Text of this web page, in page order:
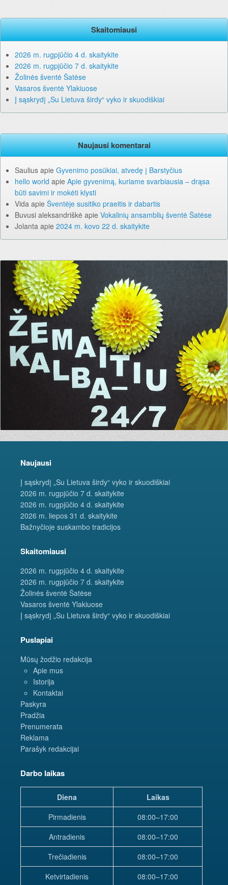
Skaitomiausi
2026 m. rugpjūčio 4 d. skaitykite
2026 m. rugpjūčio 7 d. skaitykite
Žolinės šventė Šatėse
Vasaros šventė Ylakiuose
Į sąskrydį „Su Lietuva širdy“ vyko ir skuodiškiai
Naujausi komentarai
Saulius apie Gyvenimo posūkiai, atvedę į Barstyčius
hello world apie Apie gyvenimą, kuriame svarbiausia – drąsa
būti savimi ir mokėti klysti
Vida apie Šventėje susitiko praeitis ir dabartis
Buvusi aleksandriškė apie Vokalinių ansamblių šventė Šatėse
Jolanta apie 2024 m. kovo 22 d. skaitykite
Naujausi
Į sąskrydį „Su Lietuva širdy“ vyko ir skuodiškiai
2026 m. rugpjūčio 7 d. skaitykite
2026 m. rugpjūčio 4 d. skaitykite
2026 m. liepos 31 d. skaitykite
Bažnyčioje suskambo tradicijos
Skaitomiausi
2026 m. rugpjūčio 4 d. skaitykite
2026 m. rugpjūčio 7 d. skaitykite
Žolinės šventė Šatėse
Vasaros šventė Ylakiuose
Į sąskrydį „Su Lietuva širdy“ vyko ir skuodiškiai
Puslapiai
Mūsų žodžio redakcija
Apie mus
Istorija
Kontaktai
Paskyra
Pradžia
Prenumerata
Reklama
Parašyk redakcijai
Darbo laikas
Diena
Laikas
Pirmadienis
08:00–17:00
Antradienis
08:00–17:00
Trečiadienis
08:00–17:00
Ketvirtadienis
08:00–17:00